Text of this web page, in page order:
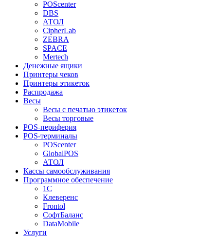
POScenter
DBS
АТОЛ
CipherLab
ZEBRA
SPACE
Mertech
Денежные ящики
Принтеры чеков
Принтеры этикеток
Распродажа
Весы
Весы с печатью этикеток
Весы торговые
POS-периферия
POS-терминалы
POScenter
GlobalPOS
АТОЛ
Кассы самообслуживания
Программное обеспечение
1С
Клеверенс
Frontol
СофтБаланс
DataMobile
Услуги